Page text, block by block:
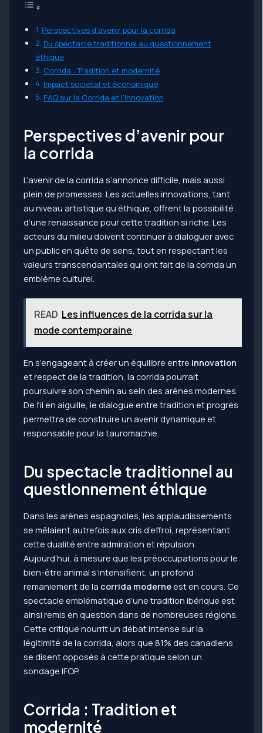
Perspectives d’avenir pour la corrida
Du spectacle traditionnel au questionnement
éthique
Corrida : Tradition et modernité
Impact sociétal et économique
FAQ sur la Corrida et l’Innovation
Perspectives d’avenir pour
la corrida
L’avenir de la corrida s’annonce difficile, mais aussi
plein de promesses. Les actuelles innovations, tant
au niveau artistique qu’éthique, offrent la possibilité
d’une renaissance pour cette tradition si riche. Les
acteurs du milieu doivent continuer à dialoguer avec
un public en quête de sens, tout en respectant les
valeurs transcendantales qui ont fait de la corrida un
emblème culturel.
READ Les influences de la corrida sur la
mode contemporaine
En s’engageant à créer un équilibre entre innovation
et respect de la tradition, la corrida pourrait
poursuivre son chemin au sein des arènes modernes.
De fil en aiguille, le dialogue entre tradition et progrès
permettra de construire un avenir dynamique et
responsable pour la tauromachie.
Du spectacle traditionnel au
questionnement éthique
Dans les arènes espagnoles, les applaudissements
se mêlaient autrefois aux cris d’effroi, représentant
cette dualité entre admiration et répulsion.
Aujourd’hui, à mesure que les préoccupations pour le
bien-être animal s’intensifient, un profond
remaniement de la corrida moderneest en cours. Ce
spectacle emblématique d’une tradition ibérique est
ainsi remis en question dans de nombreuses régions.
Cette critique nourrit un débat intense sur la
légitimité de la corrida, alors que 81% des canadiens
se disent opposés à cette pratique selon un
sondage IFOP.
Corrida : Tradition et
modernité